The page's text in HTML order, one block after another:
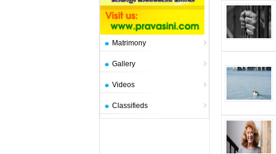
Matrimony
Gallery
Videos
Classifieds